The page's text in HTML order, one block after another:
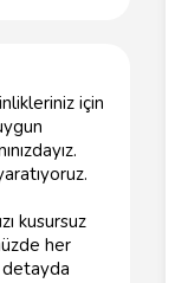
için
kusursuz
her
detayda